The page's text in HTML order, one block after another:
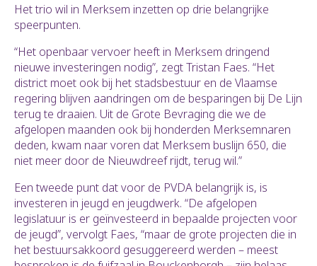
Het trio wil in Merksem inzetten op drie belangrijke
speerpunten.
“Het openbaar vervoer heeft in Merksem dringend
nieuwe investeringen nodig”, zegt Tristan Faes. “Het
district moet ook bij het stadsbestuur en de Vlaamse
regering blijven aandringen om de besparingen bij De Lijn
terug te draaien. Uit de Grote Bevraging die we de
afgelopen maanden ook bij honderden Merksemnaren
deden, kwam naar voren dat Merksem buslijn 650, die
niet meer door de Nieuwdreef rijdt, terug wil.”
Een tweede punt dat voor de PVDA belangrijk is, is
investeren in jeugd en jeugdwerk. “De afgelopen
legislatuur is er geïnvesteerd in bepaalde projecten voor
de jeugd”, vervolgt Faes, “maar de grote projecten die in
het bestuursakkoord gesuggereerd werden – meest